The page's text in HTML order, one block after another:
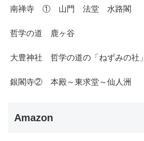
南禅寺 ① 山門 法堂 水路閣
哲学の道 鹿ヶ谷
大豊神社 哲学の道の「ねずみの社」
銀閣寺② 本殿～東求堂～仙人洲
Amazon